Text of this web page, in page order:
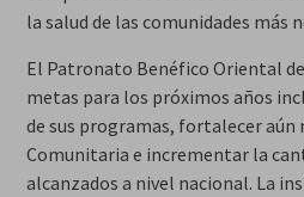
la salud de las comunidades más
El Patronato Benéfico Oriental
metas para los próximos años
de sus programas, fortalecer aún
Comunitaria e incrementar la
alcanzados a nivel nacional. La